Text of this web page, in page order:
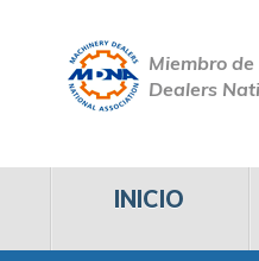
Miembro
Dealers
INICIO